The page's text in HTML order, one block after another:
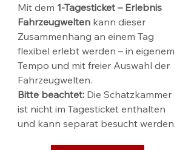
Mit dem 1-Tagesticket – Erlebnis
Fahrzeugwelten kann dieser
Zusammenhang an einem Tag
flexibel erlebt werden – in eigenem
Tempo und mit freier Auswahl der
Fahrzeugwelten.
Bitte beachtet: Die Schatzkammer
ist nicht im Tagesticket enthalten
und kann separat besucht werden.